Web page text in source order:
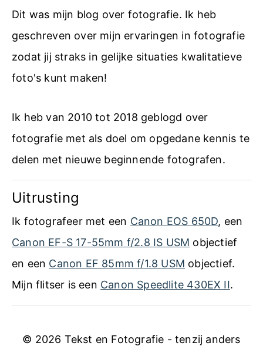
s
t
o
e
e
n
o
p
D
e
G
n
k
Dit was mijn blog over fotografie. Ik heb
geschreven over mijn ervaringen in fotografie
zodat jij straks in gelijke situaties kwalitatieve
foto's kunt maken!
Ik heb van 2010 tot 2018 geblogd over
fotografie met als doel om opgedane kennis te
delen met nieuwe beginnende fotografen.
Uitrusting
Ik fotografeer met een Canon EOS 650D, een
Canon EF-S 17-55mm f/2.8 IS USM objectief
en een Canon EF 85mm f/1.8 USM objectief.
Mijn flitser is een Canon Speedlite 430EX II.
© 2026 Tekst en Fotografie - tenzij anders